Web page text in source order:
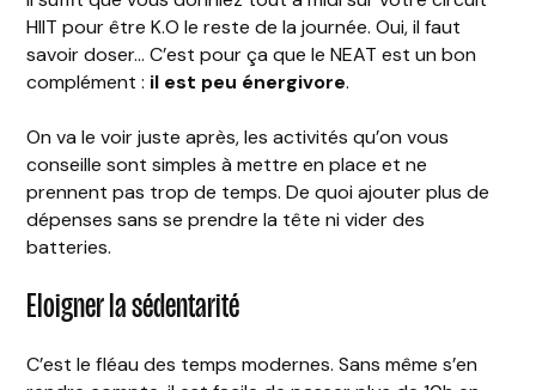
HIIT pour être K.O le reste de la journée. Oui, il faut
savoir doser… C’est pour ça que le NEAT est un bon
complément : il est peu énergivore.
On va le voir juste après, les activités qu’on vous
conseille sont simples à mettre en place et ne
prennent pas trop de temps. De quoi ajouter plus de
dépenses sans se prendre la tête ni vider des
batteries.
Eloigner la sédentarité
C’est le fléau des temps modernes. Sans même s’en